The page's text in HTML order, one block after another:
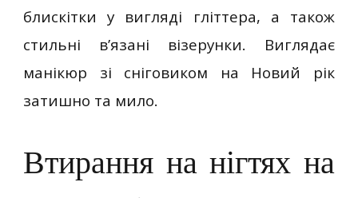
блискітки у вигляді гліттера, а також
стильні в’язані візерунки. Виглядає
манікюр зі сніговиком на Новий рік
затишно та мило.
Втирання на нігтях на